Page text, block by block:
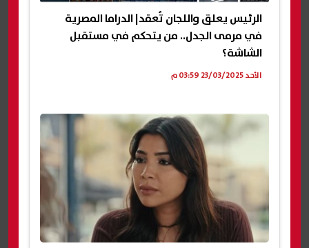
الرئيس يعلق واللجان تُعقد| الدراما المصرية
في مرمى الجدل.. من يتحكم في مستقبل
الشاشة؟
الأحد 23/03/2025 03:59 م